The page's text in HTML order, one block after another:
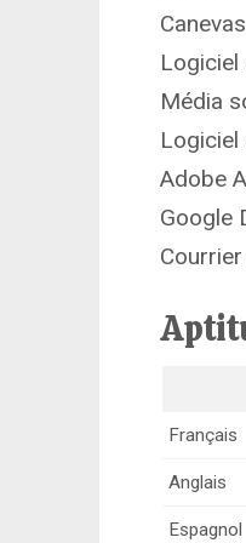
Canevas
Logiciel
Média
Logiciel
Adobe
Google
Français
Anglais
Espagnol